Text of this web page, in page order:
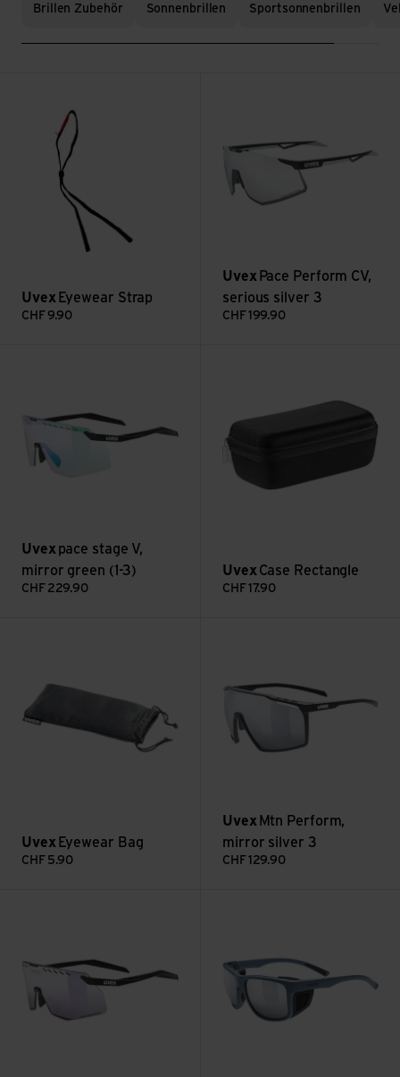
Brillen Zubehör Sonnenbrillen Sportsonnenbrillen
Uvex Eyewear Strap
CHF 9.90
Uvex Pace Perform CV,
serious silver 3
CHF 199.90
Uvex pace stage V,
mirror green (1-3)
CHF 229.90
Uvex Case Rectangle
CHF 17.90
Uvex Eyewear Bag
CHF 5.90
Uvex Mtn Perform,
mirror silver 3
CHF 129.90